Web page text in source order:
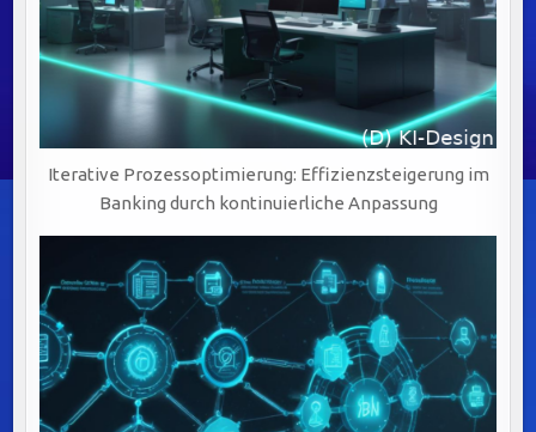
Iterative Prozessoptimierung: Effizienzsteigerung im
Banking durch kontinuierliche Anpassung